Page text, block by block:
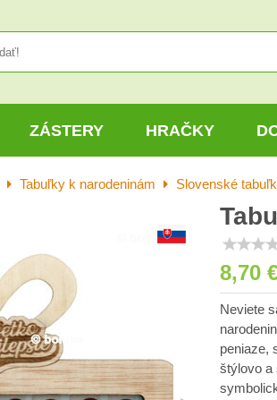
ZÁSTERY HRAČKY
Tabuľky k narodeninám Slovenské
8,70
Neviete
peniaze,
štýlovo a